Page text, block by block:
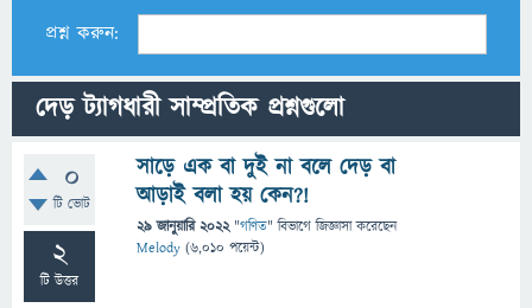
প্রশ্ন করুন:
দেড় ট্যাগধারী সাম্প্রতিক প্রশ্নগুলো
0
টি ভোট
2
টি উত্তর
সাড়ে এক বা দুই না বলে দেড় বা
আড়াই বলা হয় কেন?!
29 জানুয়ারি 2022 "গণিত" বিভাগে জিজ্ঞাসাকরেছেন
Melody (6,010 পয়েন্ট)